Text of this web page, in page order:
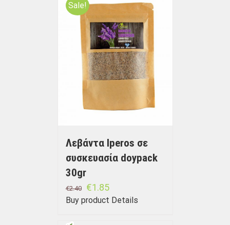
Sale!
Λεβάντα Iperos σε
συσκευασία doypack
30gr
€2.40 €1.85
Buy product Details